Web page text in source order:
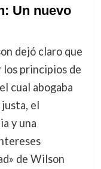
Un nuevo
dejó claro que
los principios de
cual abogaba
el
y una
de Wilson